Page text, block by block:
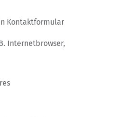
Kontaktformular
Internetbrowser,